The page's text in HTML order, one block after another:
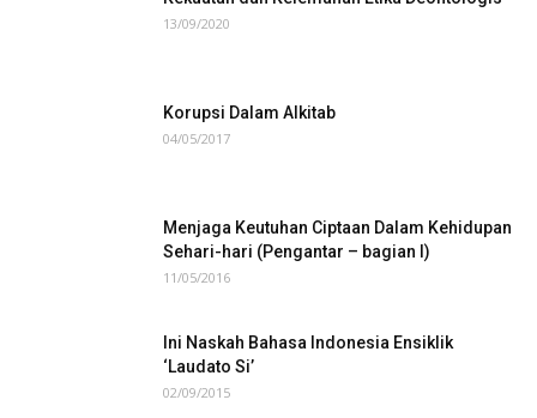
13/09/2020
Korupsi Dalam Alkitab
04/05/2017
Menjaga Keutuhan Ciptaan Dalam Kehidupan
Sehari-hari (Pengantar – bagian I)
11/05/2016
Ini Naskah Bahasa Indonesia Ensiklik
‘Laudato Si’
02/09/2015